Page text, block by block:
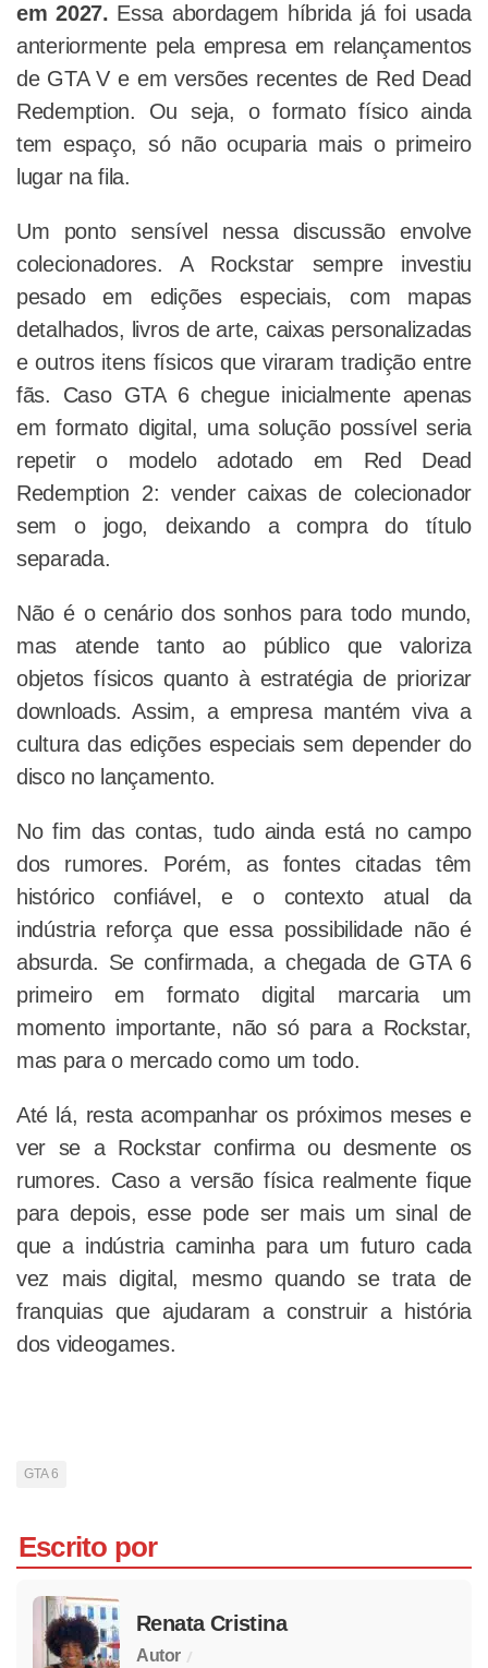
em 2027. Essa abordagem híbrida já foi usada
anteriormente pela empresa em relançamentos
de GTA V e em versões recentes de Red Dead
Redemption. Ou seja, o formato físico ainda
tem espaço, só não ocuparia mais o primeiro
lugar na fila.
Um ponto sensível nessa discussão envolve
colecionadores. A Rockstar sempre investiu
pesado em edições especiais, com mapas
detalhados, livros de arte, caixas personalizadas
e outros itens físicos que viraram tradição entre
fãs. Caso GTA 6 chegue inicialmente apenas
em formato digital, uma solução possível seria
repetir o modelo adotado em Red Dead
Redemption 2: vender caixas de colecionador
sem o jogo, deixando a compra do título
separada.
Não é o cenário dos sonhos para todo mundo,
mas atende tanto ao público que valoriza
objetos físicos quanto à estratégia de priorizar
downloads. Assim, a empresa mantém viva a
cultura das edições especiais sem depender do
disco no lançamento.
No fim das contas, tudo ainda está no campo
dos rumores. Porém, as fontes citadas têm
histórico confiável, e o contexto atual da
indústria reforça que essa possibilidade não é
absurda. Se confirmada, a chegada de GTA 6
primeiro em formato digital marcaria um
momento importante, não só para a Rockstar,
mas para o mercado como um todo.
Até lá, resta acompanhar os próximos meses e
ver se a Rockstar confirma ou desmente os
rumores. Caso a versão física realmente fique
para depois, esse pode ser mais um sinal de
que a indústria caminha para um futuro cada
vez mais digital, mesmo quando se trata de
franquias que ajudaram a construir a história
dos videogames.
GTA 6
Escrito por
Renata Cristina
Autor /